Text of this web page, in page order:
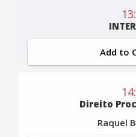
Add to
Direito
Raquel